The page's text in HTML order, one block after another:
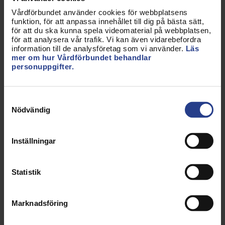
Vårdförbundet använder cookies för webbplatsens
funktion, för att anpassa innehållet till dig på bästa sätt,
för att du ska kunna spela videomaterial på webbplatsen,
för att analysera vår trafik. Vi kan även vidarebefordra
information till de analysföretag som vi använder. Läs
mer om hur Vårdförbundet behandlar
personuppgifter.
Nödvändig
Inställningar
Statistik
Marknadsföring
(läs hela överläggningsprotokollet:
”Parterna har diskuterat förutsättningarna för vilka
medarbetare som omfattas av satsningen.
Vårdförbundet anser att arbetsgivaren borde ha en
generösare hållning gällande medlemmar som varit
samt bidragit till kontinuitet för att inte bli
Vårdförbundet noterar också att formuleringen av
kriteriet avseende antal arbetade helger riskerar att
exkludera kliniker med ett omfattande
med att behålla medarbetare och inte gjort sig
hyrberoende vilket motverkar intentionen med